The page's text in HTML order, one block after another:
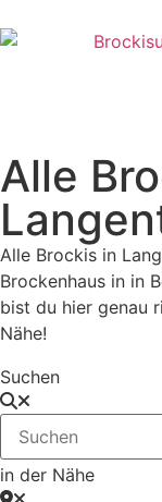
Alle
Alle Brockis in
Brockenhaus in in
bist du hier genau
Nähe!
Suchen
in der Nähe